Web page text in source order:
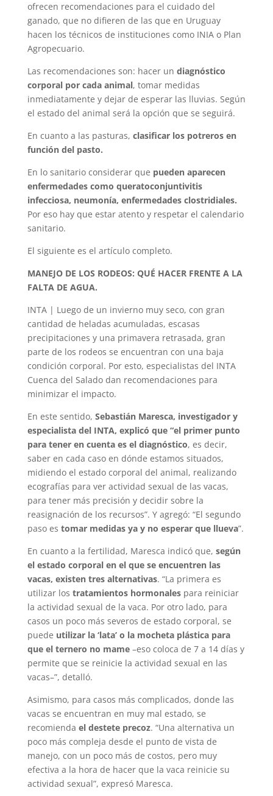
ofrecen recomendaciones para el cuidado del
ganado, que no difieren de las que en Uruguay
hacen los técnicos de instituciones como INIA o Plan
Agropecuario.
Las recomendaciones son: hacer un diagnóstico
corporal por cada animal, tomar medidas
inmediatamente y dejar de esperar las lluvias. Según
el estado del animal será la opción que se seguirá.
En cuanto a las pasturas, clasificar los potreros en
función del pasto.
En lo sanitario considerar que pueden aparecen
enfermedades como queratoconjuntivitis
infecciosa, neumonía, enfermedades clostridiales.
Por eso hay que estar atento y respetar el calendario
sanitario.
El siguiente es el artículo completo.
MANEJO DE LOS RODEOS: QUÉ HACER FRENTE A LA
FALTA DE AGUA.
INTA | Luego de un invierno muy seco, con gran
cantidad de heladas acumuladas, escasas
precipitaciones y una primavera retrasada, gran
parte de los rodeos se encuentran con una baja
condición corporal. Por esto, especialistas del INTA
Cuenca del Salado dan recomendaciones para
minimizar el impacto.
En este sentido, Sebastián Maresca, investigador y
especialista del INTA, explicó que “el primer punto
para tener en cuenta es el diagnóstico, es decir,
saber en cada caso en dónde estamos situados,
midiendo el estado corporal del animal, realizando
ecografías para ver actividad sexual de las vacas,
para tener más precisión y decidir sobre la
reasignación de los recursos”. Y agregó: “El segundo
paso es tomar medidas ya y no esperar que llueva”.
En cuanto a la fertilidad, Maresca indicó que, según
el estado corporal en el que se encuentren las
vacas, existen tres alternativas. “La primera es
utilizar los tratamientos hormonalespara reiniciar
la actividad sexual de la vaca. Por otro lado, para
casos un poco más severos de estado corporal, se
puede utilizar la ‘lata’ o la mocheta plástica para
que el ternero no mame–eso coloca de 7 a 14 días y
permite que se reinicie la actividad sexual en las
vacas–”, detalló.
Asimismo, para casos más complicados, donde las
vacas se encuentran en muy mal estado, se
recomienda el destete precoz. “Una alternativa un
poco más compleja desde el punto de vista de
manejo, con un poco más de costos, pero muy
efectiva a la hora de hacer que la vaca reinicie su
actividad sexual”, expresó Maresca.